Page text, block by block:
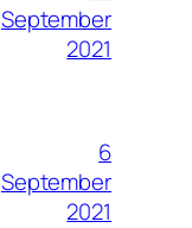
September
2021
6
September
2021